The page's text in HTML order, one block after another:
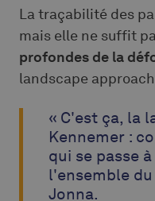
La traçabilité des
mais elle ne suffit
profondes de la
landscape
« C'est ça, la
Kennemer :
qui se passe
l'ensemble
Jonna.